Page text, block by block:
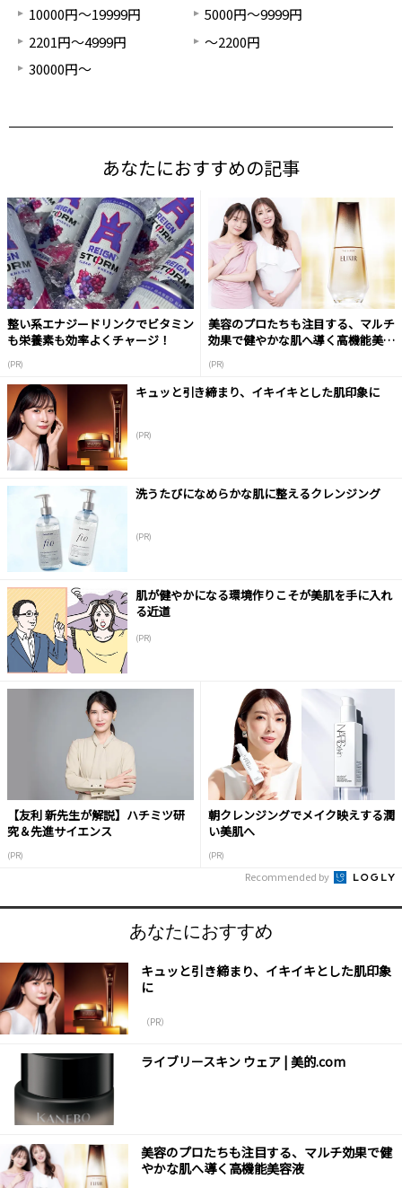
10000円～19999円
5000円～9999円
2201円～4999円
～2200円
30000円～
あなたにおすすめの記事
整い系エナジードリンクでビタミン
も栄養素も効率よくチャージ！
(PR)
美容のプロたちも注目する、マルチ
効果で健やかな肌へ導く高機能美容
(PR)
キュッと引き締まり、イキイキとした肌印象に
(PR)
洗うたびになめらかな肌に整えるクレンジング
(PR)
肌が健やかになる環境作りこそが美肌を手に入れ
る近道
(PR)
【友利 新先生が解説】ハチミツ研
究＆先進サイエンス
(PR)
朝クレンジングでメイク映えする潤
い美肌へ
(PR)
Recommended by
あなたにおすすめ
キュッと引き締まり、イキイキとした肌印象
に
（PR）
ライブリースキン ウェア | 美的.com
美容のプロたちも注目する、マルチ効果で健
やかな肌へ導く高機能美容液